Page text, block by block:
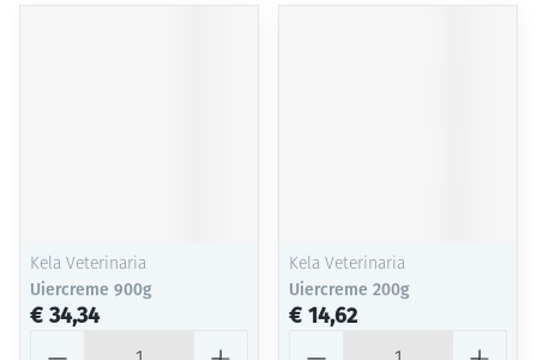
Kela Veterinaria
Uiercreme 900g
€ 34,34
Kela Veterinaria
Uiercreme 200g
€ 14,62